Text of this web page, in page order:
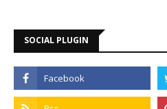
SOCIAL PLUGIN